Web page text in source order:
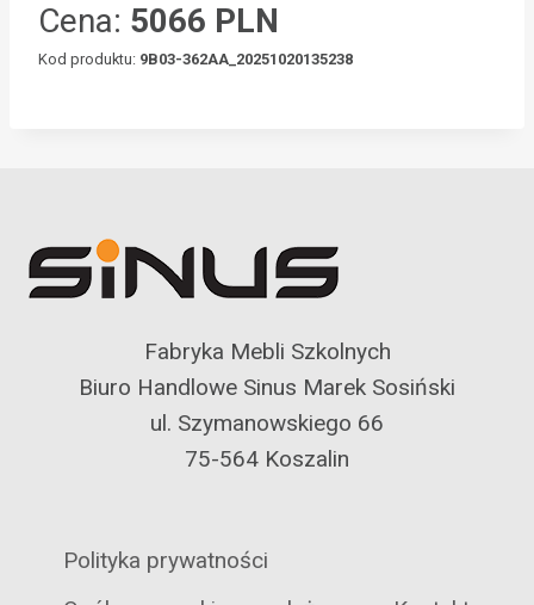
Cena: 5066 PLN
Kod produktu: 9B03-362AA_20251020135238
Fabryka Mebli Szkolnych
Biuro Handlowe Sinus Marek Sosiński
ul. Szymanowskiego 66
75-564 Koszalin
Polityka prywatności